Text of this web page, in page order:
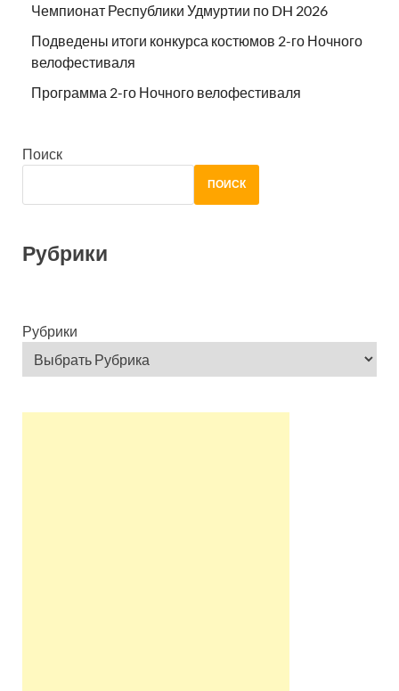
Чемпионат Республики Удмуртии по DH 2026
Подведены итоги конкурса костюмов 2-го Ночного
велофестиваля
Программа 2-го Ночного велофестиваля
Поиск
ПОИСК
Рубрики
Рубрики